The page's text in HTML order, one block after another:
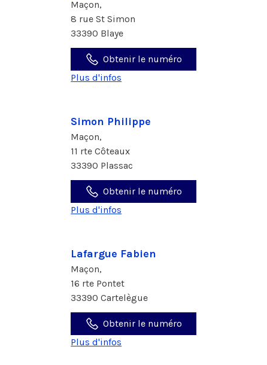
Maçon,
8 rue St Simon
33390 Blaye
Obtenir le numéro
Plus d'infos
Simon Philippe
Maçon,
11 rte Côteaux
33390 Plassac
Obtenir le numéro
Plus d'infos
Lafargue Fabien
Maçon,
16 rte Pontet
33390 Cartelègue
Obtenir le numéro
Plus d'infos